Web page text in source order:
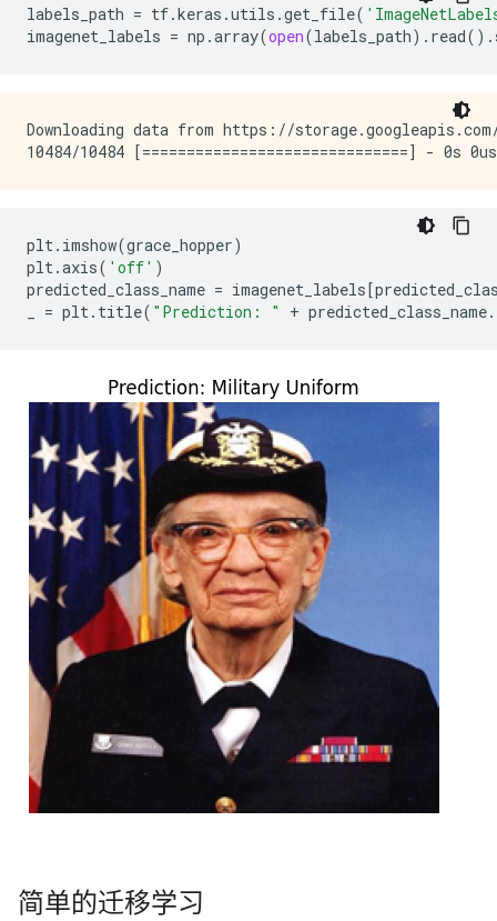
labels_path = tf.keras .utils .get_file(
imagenet_labels = np .array(open(labels_path) . read() .
Downloading data from https://
plt. imshow(grace_hopper)
plt.axis( 'off' )
predicted_class_name = imagenet_labels[
= plt. title( "Prediction: " + predicted_class_name.
简单的迁移学习